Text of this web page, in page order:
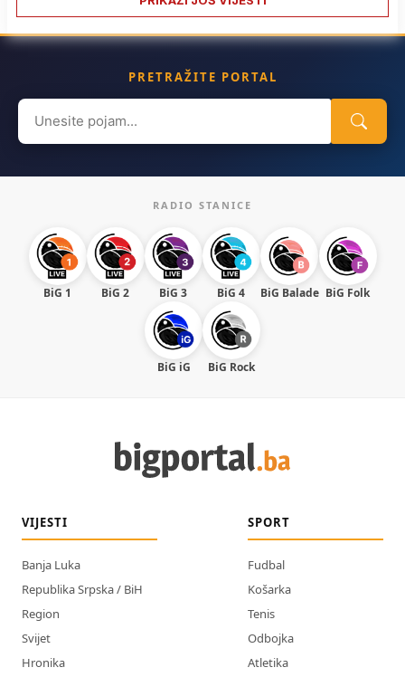
PRETRAŽITE PORTAL
Search
for:
RADIO STANICE
BiG 1 BiG 2 BiG 3 BiG 4 BiG Balade BiG Folk
BiG iG BiG Rock
VIJESTI
Banja Luka
Republika Srpska / BiH
Region
Svijet
Hronika
SPORT
Fudbal
Košarka
Tenis
Odbojka
Atletika